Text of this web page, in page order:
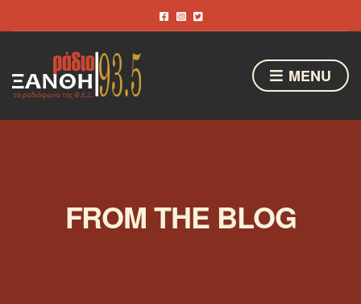
MENU
FROM THE BLOG